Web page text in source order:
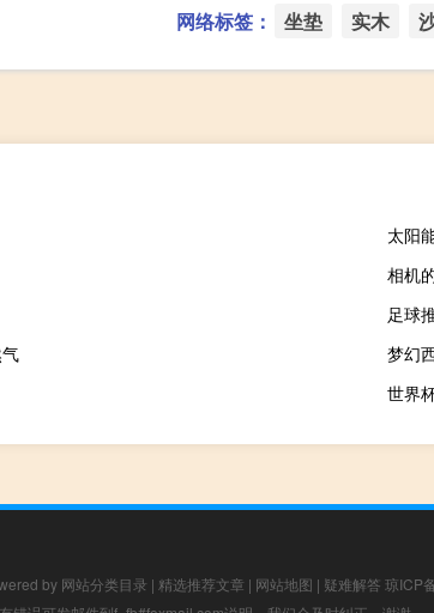
网络标签： 坐垫 实木
太阳
相机
足球
梦幻
世界
by 网站分类目录 | 精选推荐文章 | 网站地图 | 疑难解答 琼ICP